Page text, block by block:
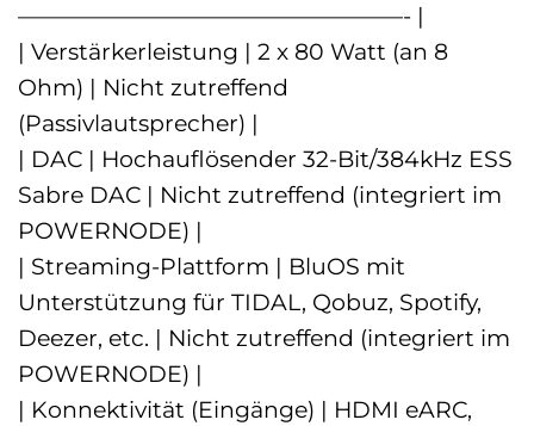
—————————————————- |
| Verstärkerleistung | 2 x 80 Watt (an 8
Ohm) | Nicht zutreffend
(Passivlautsprecher) |
| DAC | Hochauflösender 32-Bit/384kHz ESS
Sabre DAC | Nicht zutreffend (integriert im
POWERNODE) |
| Streaming-Plattform | BluOS mit
Unterstützung für TIDAL, Qobuz, Spotify,
Deezer, etc. | Nicht zutreffend (integriert im
POWERNODE) |
| Konnektivität (Eingänge) | HDMI eARC,